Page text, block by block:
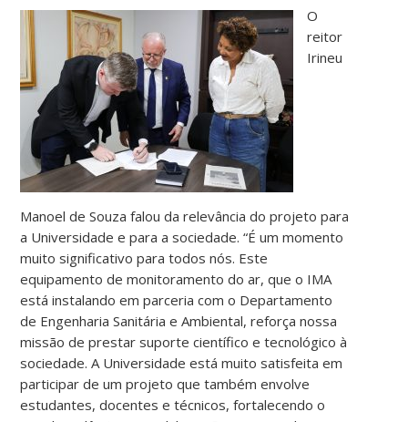
O
reitor
Irineu
Manoel de Souza falou da relevância do projeto para
a Universidade e para a sociedade. “É um momento
muito significativo para todos nós. Este
equipamento de monitoramento do ar, que o IMA
está instalando em parceria com o Departamento
de Engenharia Sanitária e Ambiental, reforça nossa
missão de prestar suporte científico e tecnológico à
sociedade. A Universidade está muito satisfeita em
participar de um projeto que também envolve
estudantes, docentes e técnicos, fortalecendo o